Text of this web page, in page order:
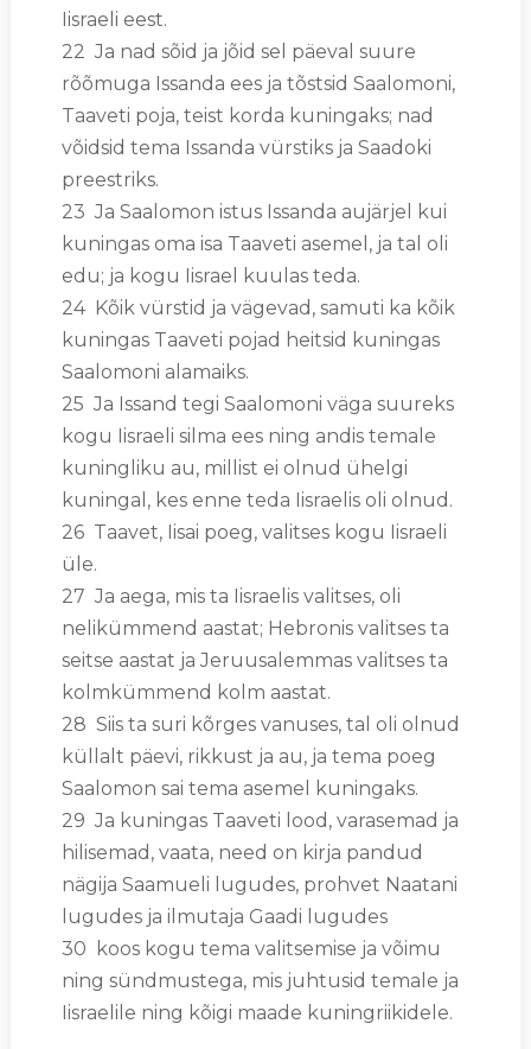
Iisraeli eest.
22 Ja nad sõid ja jõid sel päeval suure
rõõmuga Issanda ees ja tõstsid Saalomoni,
Taaveti poja, teist korda kuningaks; nad
võidsid tema Issanda vürstiks ja Saadoki
preestriks.
23 Ja Saalomon istus Issanda aujärjel kui
kuningas oma isa Taaveti asemel, ja tal oli
edu; ja kogu Iisrael kuulas teda.
24 Kõik vürstid ja vägevad, samuti ka kõik
kuningas Taaveti pojad heitsid kuningas
Saalomoni alamaiks.
25 Ja Issand tegi Saalomoni väga suureks
kogu Iisraeli silma ees ning andis temale
kuningliku au, millist ei olnud ühelgi
kuningal, kes enne teda Iisraelis oli olnud.
26 Taavet, Iisai poeg, valitses kogu Iisraeli
üle.
27 Ja aega, mis ta Iisraelis valitses, oli
nelikümmend aastat; Hebronis valitses ta
seitse aastat ja Jeruusalemmas valitses ta
kolmkümmend kolm aastat.
28 Siis ta suri kõrges vanuses, tal oli olnud
küllalt päevi, rikkust ja au, ja tema poeg
Saalomon sai tema asemel kuningaks.
29 Ja kuningas Taaveti lood, varasemad ja
hilisemad, vaata, need on kirja pandud
nägija Saamueli lugudes, prohvet Naatani
lugudes ja ilmutaja Gaadi lugudes
30 koos kogu tema valitsemise ja võimu
ning sündmustega, mis juhtusid temale ja
Iisraelile ning kõigi maade kuningriikidele.